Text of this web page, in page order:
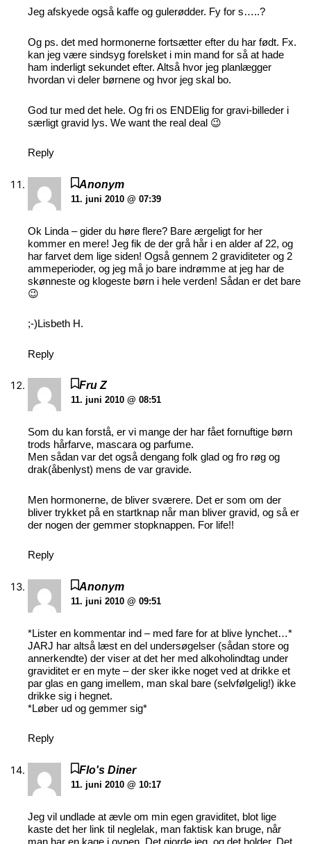
Jeg afskyede også kaffe og gulerødder. Fy for s…..?
Og ps. det med hormonerne fortsætter efter du har født. Fx.
kan jeg være sindsyg forelsket i min mand for så at hade
ham inderligt sekundet efter. Altså hvor jeg planlægger
hvordan vi deler børnene og hvor jeg skal bo.
God tur med det hele. Og fri os ENDElig for gravi-billeder i
særligt gravid lys. We want the real deal 😉
Reply
Anonym
11. juni 2010 @ 07:39
Ok Linda – gider du høre flere? Bare ærgeligt for her
kommer en mere! Jeg fik de der grå hår i en alder af 22, og
har farvet dem lige siden! Også gennem 2 graviditeter og 2
ammeperioder, og jeg må jo bare indrømme at jeg har de
skønneste og klogeste børn i hele verden! Sådan er det bare
😉
;-)Lisbeth H.
Reply
Fru Z
11. juni 2010 @ 08:51
Som du kan forstå, er vi mange der har fået fornuftige børn
trods hårfarve, mascara og parfume.
Men sådan var det også dengang folk glad og fro røg og
drak(åbenlyst) mens de var gravide.
Men hormonerne, de bliver sværere. Det er som om der
bliver trykket på en startknap når man bliver gravid, og så er
der nogen der gemmer stopknappen. For life!!
Reply
Anonym
11. juni 2010 @ 09:51
*Lister en kommentar ind – med fare for at blive lynchet…*
JARJ har altså læst en del undersøgelser (sådan store og
annerkendte) der viser at det her med alkoholindtag under
graviditet er en myte – der sker ikke noget ved at drikke et
par glas en gang imellem, man skal bare (selvfølgelig!) ikke
drikke sig i hegnet.
*Løber ud og gemmer sig*
Reply
Flo's Diner
11. juni 2010 @ 10:17
Jeg vil undlade at ævle om min egen graviditet, blot lige
kaste det her link til neglelak, man faktisk kan bruge, når